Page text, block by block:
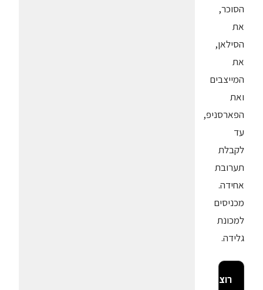
הסוכר,
את
הסילאן,
את
המייצבים
ואת
הפארסניפ,
עד
לקבלת
תערובת
אחידה.
מכניסים
למכונת
גלידה.
רוצה